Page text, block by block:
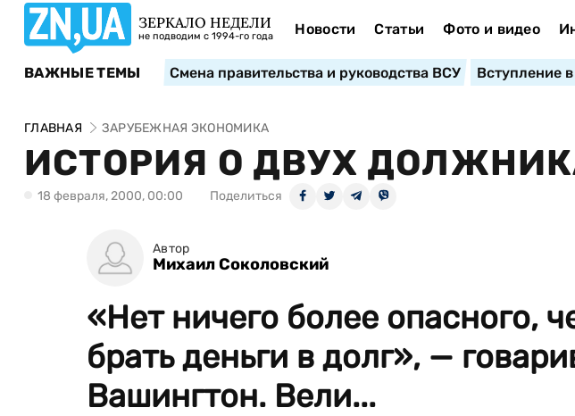
ЗЕРКАЛО НЕДЕЛИ
не подводим с 1994-го года Новости Статьи Фото и видео
ВАЖНЫЕ ТЕМЫ Смена правительства и руководства ВСУ Вступление
ГЛАВНАЯ ЗАРУБЕЖНАЯ ЭКОНОМИКА
ИСТОРИЯ О ДВУХ
18 февраля, 2000, 00:00 Поделиться
Автор
Михаил Соколовский
«Нет ничего более опасного,
брать деньги в долг», —
Вашингтон. Вели...